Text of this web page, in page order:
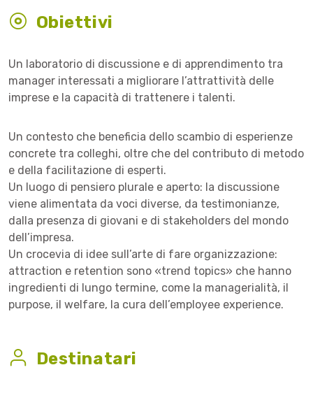
Obiettivi
Un laboratorio di discussione e di apprendimento tra
manager interessati a migliorare l’attrattività delle
imprese e la capacità di trattenere i talenti.
Un contesto che beneficia dello scambio di esperienze
concrete tra colleghi, oltre che del contributo di metodo
e della facilitazione di esperti.
Un luogo di pensiero plurale e aperto: la discussione
viene alimentata da voci diverse, da testimonianze,
dalla presenza di giovani e di stakeholders del mondo
dell’impresa.
Un crocevia di idee sull’arte di fare organizzazione:
attraction e retention sono «trend topics» che hanno
ingredienti di lungo termine, come la managerialità, il
purpose, il welfare, la cura dell’employee experience.
Destinatari